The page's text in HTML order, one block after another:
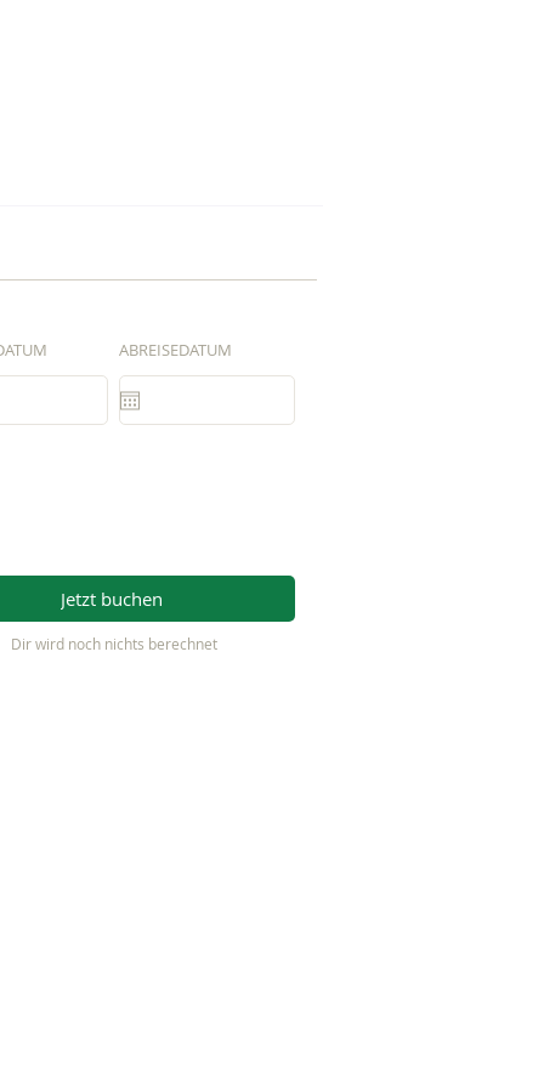
ABREISEDATUM
Jetzt buchen
Dir wird noch nichts berechnet